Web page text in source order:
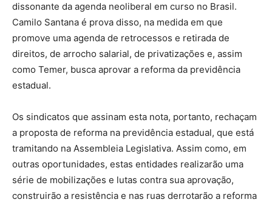
dissonante da agenda neoliberal em curso no Brasil.
Camilo Santana é prova disso, na medida em que
promove uma agenda de retrocessos e retirada de
direitos, de arrocho salarial, de privatizações e, assim
como Temer, busca aprovar a reforma da previdência
estadual.
Os sindicatos que assinam esta nota, portanto, rechaçam
a proposta de reforma na previdência estadual, que está
tramitando na Assembleia Legislativa. Assim como, em
outras oportunidades, estas entidades realizarão uma
série de mobilizações e lutas contra sua aprovação,
construirão a resistência e nas ruas derrotarão a reforma